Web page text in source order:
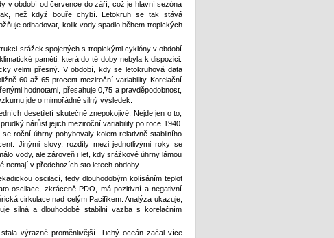
v období od července do září, což je hlavní sezóna
než když bouře chybí. Letokruh se tak stává
odhadovat, kolik vody spadlo během tropických
srážek spojených s tropickými cyklóny v období
paměti, která do té doby nebyla k dispozici.
velmi přesný. V období, kdy se letokruhová data
60 až 65 procent meziroční variability. Korelační
hodnotami, přesahuje 0,75 a pravděpodobnost,
jde o mimořádně silný výsledek.
desetiletí skutečně znepokojivé. Nejde jen o to,
nárůst jejich meziroční variability po roce 1940.
roční úhrny pohybovaly kolem relativně stabilního
Jinými slovy, rozdíly mezi jednotlivými roky se
vody, ale zároveň i let, kdy srážkové úhrny lámou
nemají v předchozích sto letech obdoby.
oscilací, tedy dlouhodobým kolísáním teplot
oscilace, zkráceně PDO, má pozitivní a negativní
cirkulace nad celým Pacifikem. Analýza ukazuje,
silná a dlouhodobě stabilní vazba s korelačním
výrazně proměnlivější. Tichý oceán začal více